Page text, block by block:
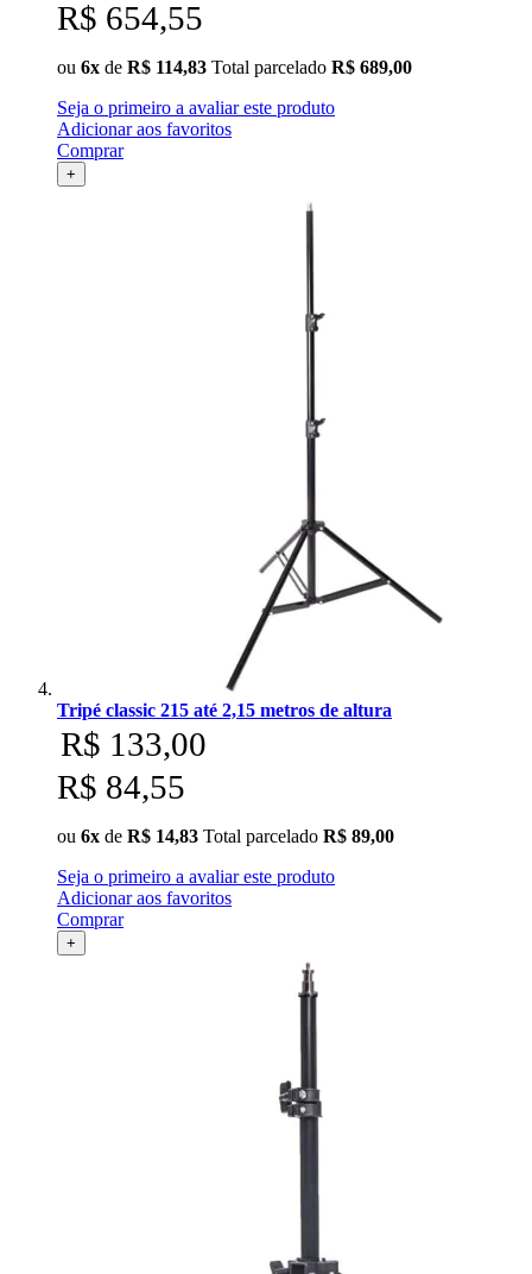
R$ 654,55
ou 6x de R$ 114,83 Total parcelado R$ 689,00
Seja o primeiro a avaliar este produto
Adicionar aos favoritos
Comprar
+
Tripé classic 215 até 2,15 metros de altura
R$ 133,00
R$ 84,55
ou 6x de R$ 14,83 Total parcelado R$ 89,00
Seja o primeiro a avaliar este produto
Adicionar aos favoritos
Comprar
+